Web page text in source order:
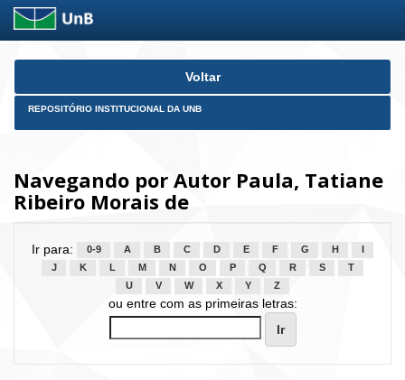
Skip
Voltar
REPOSITÓRIO INSTITUCIONAL DA UNB
Navegando por Autor Paula, Tatiane
Ribeiro Morais de
Ir para: 0-9 A B C D E F G H
J
K L M N O P Q R S
T
U
V W X Y Z
ou entre com as primeiras letras: